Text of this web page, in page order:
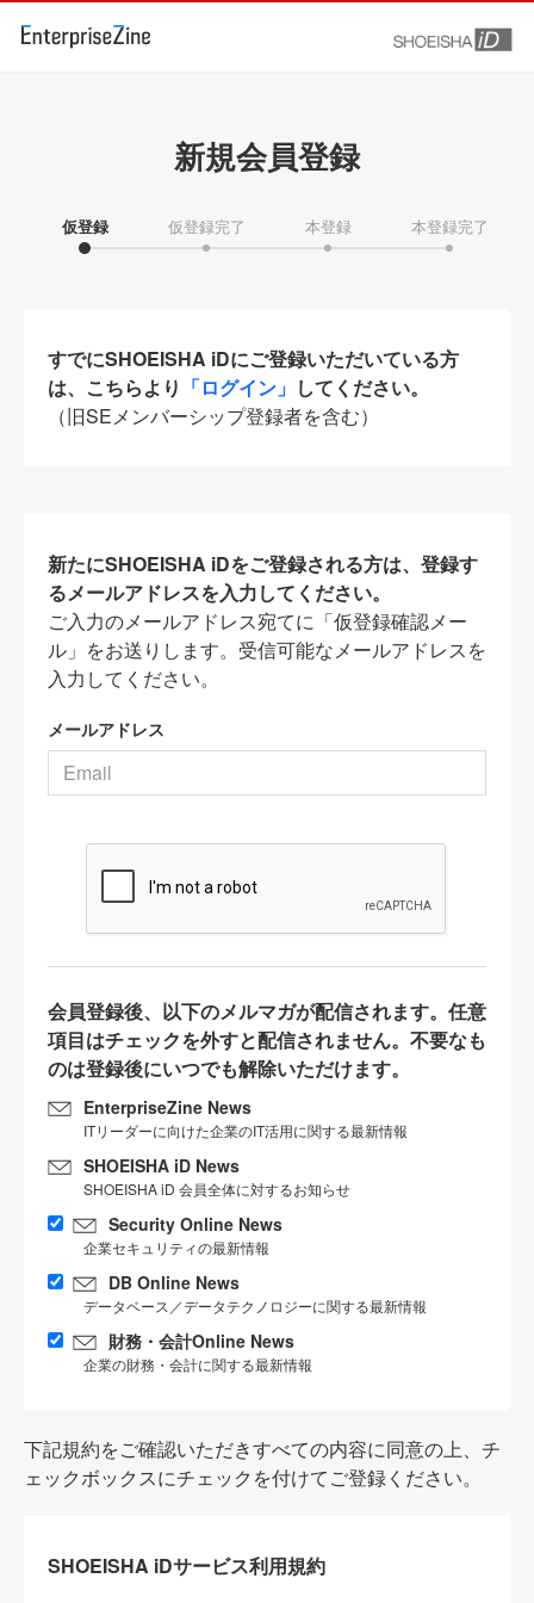
新規会員登録
仮登録 仮登録完了 本登録 本登録完了
すでにSHOEISHA iDにご登録いただいている方
は、こちらより 「ログイン」 してください。
（旧SEメンバーシップ登録者を含む）
新たにSHOEISHA iDをご登録される方は、登録す
るメールアドレスを入力してください。
ご入力のメールアドレス宛てに「仮登録確認メー
ル」をお送りします。受信可能なメールアドレスを
入力してください。
メールアドレス
会員登録後、以下のメルマガが配信されます。任意
項目はチェックを外すと配信されません。不要なも
のは登録後にいつでも解除いただけます。
EnterpriseZine News
ITリーダーに向けた企業のIT活用に関する最新情報
SHOEISHA iD News
SHOEISHA iD 会員全体に対するお知らせ
Security Online News
企業セキュリティの最新情報
DB Online News
データベース／データテクノロジーに関する最新情報
財務・会計Online News
企業の財務・会計に関する最新情報
下記規約をご確認いただきすべての内容に同意の上、チ
ェックボックスにチェックを付けてご登録ください。
SHOEISHA iDサービス利用規約